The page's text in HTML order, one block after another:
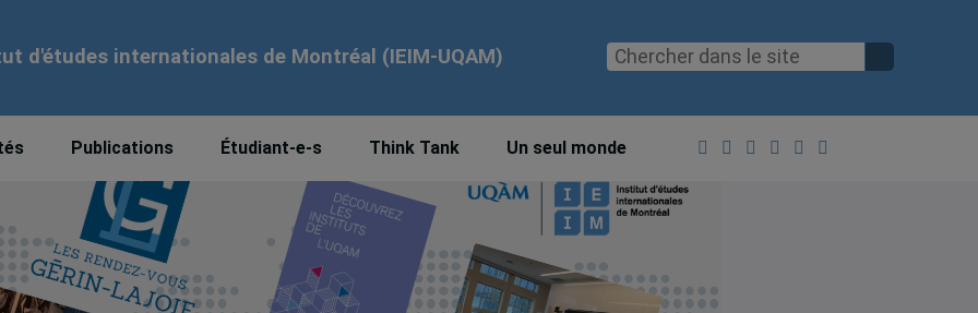
d'études internationales de Montréal (IEIM-UQAM)
Publications Étudiant-e-s Think Tank Un seul monde